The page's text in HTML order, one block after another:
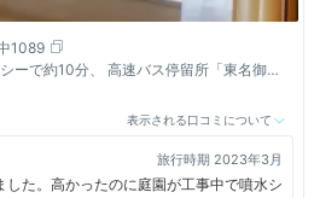
1089
ーで約10分、 高速バス停留所「東名御殿
表示される口コミについて
旅行時期 2023年3月
た。高かったのに庭園が工事中で噴水シ